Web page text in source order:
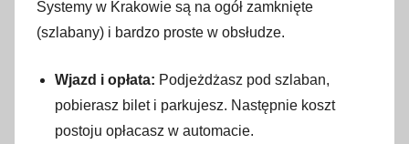
Systemy w Krakowie są na ogół zamknięte
(szlabany) i bardzo proste w obsłudze.
Wjazd i opłata: Podjeżdżasz pod szlaban,
pobierasz bilet i parkujesz. Następnie koszt
postoju opłacasz w automacie.